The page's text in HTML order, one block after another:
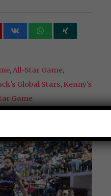
,All-Star Game,
Global Stars, Kenny's
Game